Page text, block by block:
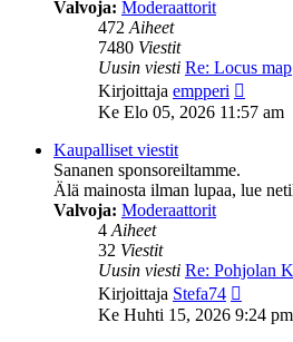
Valvoja: Moderaattorit
472Aiheet
7480 Viestit
Uusin viesti Re: Locus map
Kirjoittaja empperi
uusin
Ke Elo 05, 2026 11:57 am
Kaupalliset viestit
Sananen sponsoreiltamme.
Älä mainosta ilman lupaa, lue
Valvoja: Moderaattorit
4Aiheet
32 Viestit
Uusin viesti Re: Pohjolan
Kirjoittaja Stefa74
uusin
viesti
Ke Huhti 15, 2026 9:24 pm